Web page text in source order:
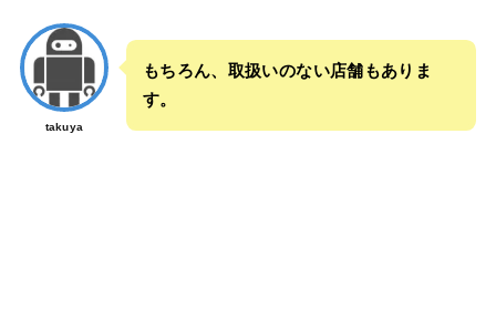
takuya
もちろん、取扱いのない店舗もありま
す。